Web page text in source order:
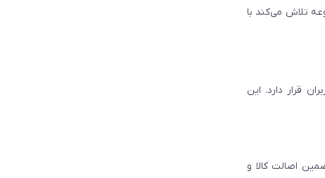
تلاش می‌کند با
قرار دارد. این
اصالت کالا و